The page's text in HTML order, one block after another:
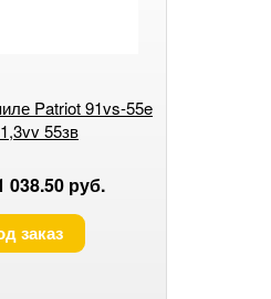
Patriot 91vs-55e
55зв
038.50 руб.
заказ